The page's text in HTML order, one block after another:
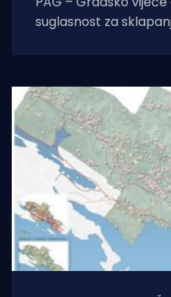
suglasnost za
sjednici je